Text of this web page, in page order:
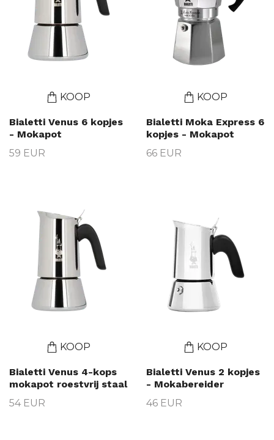
KOOP
Bialetti Venus 6 kopjes
- Mokapot
59 EUR
KOOP
Bialetti Moka Express 6
kopjes - Mokapot
66 EUR
KOOP
Bialetti Venus 4-kops
mokapot roestvrij staal
54 EUR
KOOP
Bialetti Venus 2 kopjes
- Mokabereider
46 EUR